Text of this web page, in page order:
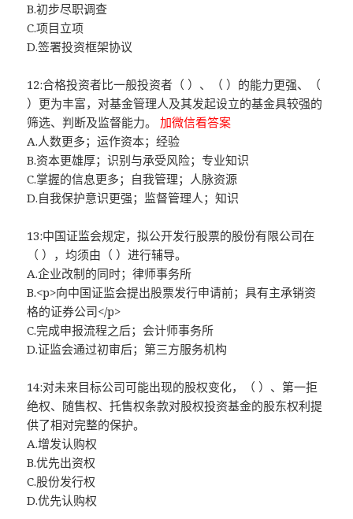
B.初步尽职调查
C.项目立项
D.签署投资框架协议
12:合格投资者比一般投资者（ ）、（ ）的能力更强、（
）更为丰富，对基金管理人及其发起设立的基金具较强的
筛选、判断及监督能力。加微信看答案
A.人数更多；运作资本；经验
B.资本更雄厚；识别与承受风险；专业知识
C.掌握的信息更多；自我管理；人脉资源
D.自我保护意识更强；监督管理人；知识
13:中国证监会规定，拟公开发行股票的股份有限公司在
（ ），均须由（ ）进行辅导。
A.企业改制的同时；律师事务所
B.<p>向中国证监会提出股票发行申请前；具有主承销资
格的证券公司</p>
C.完成申报流程之后；会计师事务所
D.证监会通过初审后；第三方服务机构
14:对未来目标公司可能出现的股权变化，（ ）、第一拒
绝权、随售权、托售权条款对股权投资基金的股东权利提
供了相对完整的保护。
A.增发认购权
B.优先出资权
C.股份发行权
D.优先认购权